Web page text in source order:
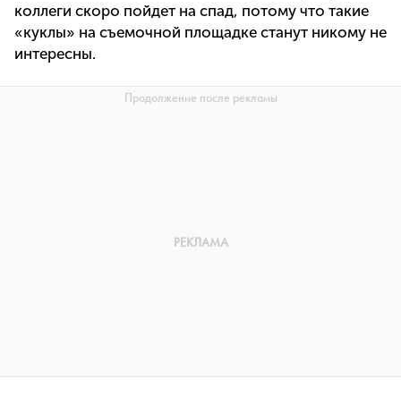
коллеги скоро пойдет на спад, потому что такие
«куклы» на съемочной площадке станут никому не
интересны.